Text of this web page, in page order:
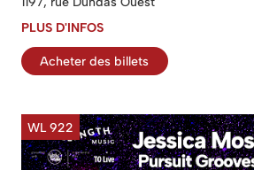
PLUS D'INFOS
Acheter des billets
WL 922